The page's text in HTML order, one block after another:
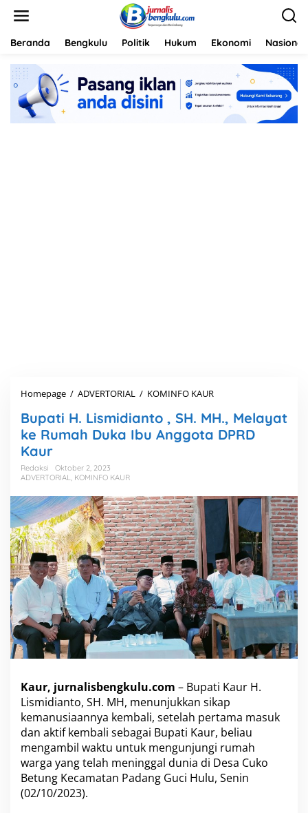
Beranda Bengkulu Politik Hukum Ekonomi Nasional
Homepage / ADVERTORIAL / KOMINFO KAUR
p
d
i
a
n
t
o
,
S
H
H
.
,
M
e
l
a
y
Bupati H. Lismidianto , SH. MH., Melayat
ke Rumah Duka Ibu Anggota DPRD
Kaur
Redaksi
Oktober 2, 2023
ADVERTORIAL, KOMINFO KAUR
Kaur, jurnalisbengkulu.com – Bupati Kaur H.
Lismidianto, SH. MH, menunjukkan sikap
kemanusiaannya kembali, setelah pertama masuk
dan aktif kembali sebagai Bupati Kaur, beliau
mengambil waktu untuk mengunjungi rumah
warga yang telah meninggal dunia di Desa Cuko
Betung Kecamatan Padang Guci Hulu, Senin
(02/10/2023).